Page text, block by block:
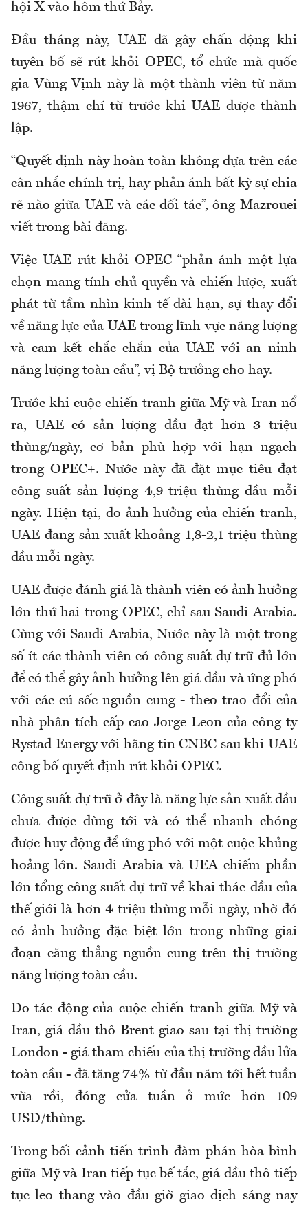
hội X vào hôm thứ Bảy.
Đầu tháng này, UAE đã gây chấn động khi
tuyên bố sẽ rút khỏi OPEC, tổ chức màquốc
gia Vùng Vịnh này là một thành viêntừnăm
1967, thậm chí từ trước khi UAE được thành
lập.
“Quyết định này hoàn toàn không dựa trên các
cân nhắc chính trị, hay phản ánh bất kỳ sự chia
rẽ nào giữa UAE và các đối tác”, ông Mazrouei
viết trong bài đăng.
Việc UAE rút khỏi OPEC “phản ánh một lựa
chọn mang tính chủ quyền và chiến lược, xuất
phát từ tầm nhìn kinh tế dài hạn, sự thay đổi
về năng lực của UAE trong lĩnh vực năng lượng
và cam kết chắc chắn của UAE với an ninh
năng lượng toàn cầu”, vị Bộ trưởng cho hay.
Trước khi cuộc chiến tranh giữa Mỹ và Iran nổ
ra, UAE có sản lượng dầu đạt hơn 3 triệu
thùng/ngày, cơ bản phù hợp với hạn ngạch
trong OPEC+. Nước này đã đặt mục tiêu đạt
công suất sản lượng 4,9 triệu thùng dầu mỗi
ngày. Hiện tại, do ảnh hưởng của chiến tranh,
UAE đang sản xuất khoảng 1,8-2,1 triệu thùng
dầu mỗi ngày.
UAE được đánh giá là thành viên có ảnh hưởng
lớn thứ hai trong OPEC, chỉ sau Saudi Arabia.
Cùng với Saudi Arabia, Nước này là một trong
số ít các thành viên có công suất dự trữ đủ lớn
để có thể gây ảnh hưởng lên giá dầu và ứng phó
với các cú sốc nguồn cung - theo trao đổi của
nhà phân tích cấp cao Jorge Leon của công ty
Rystad Energy với hãng tin CNBC sau khi UAE
công bố quyết định rút khỏi OPEC.
Công suất dự trữ ở đây là năng lực sản xuất dầu
chưa được dùng tới và có thể nhanh chóng
được huy động để ứng phó với một cuộc khủng
hoảng lớn. Saudi Arabia và UEAchiếm phần
lớn tổng công suất dự trữ về khai thác dầu của
thế giới là hơn 4 triệu thùng mỗi ngày, nhờ đó
có ảnh hưởng đặc biệt lớn trong những giai
đoạn căng thẳng nguồn cung trên thị trường
năng lượng toàn cầu.
Do tác động của cuộc chiến tranh giữa Mỹ và
Iran, giá dầu thô Brent giao sau tại thị trường
London - giá tham chiếu của thị trường dầu lửa
toàn cầu - đã tăng 74% từ đầu năm tới hết tuần
vừa rồi, đóng cửa tuần ở mức hơn 109
USD/thùng.
Trong bối cảnh tiến trình đàm phán hòa bình
giữa Mỹ và Iran tiếp tục bế tắc, giá dầu thô tiếp
tục leo thang vào đầu giờ giao dịch sáng nay